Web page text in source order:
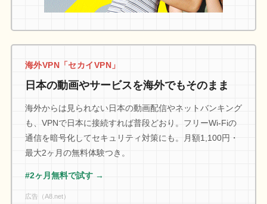
海外VPN「セカイVPN」
日本の動画やサービスを海外でもそのまま
海外からは見られない日本の動画配信やネットバンキング
も、VPNで日本に接続すれば普段どおり。フリーWi-Fiの
通信を暗号化してセキュリティ対策にも。月額1,100円・
最大2ヶ月の無料体験つき。
#2ヶ月無料で試す →
広告（A8.net）